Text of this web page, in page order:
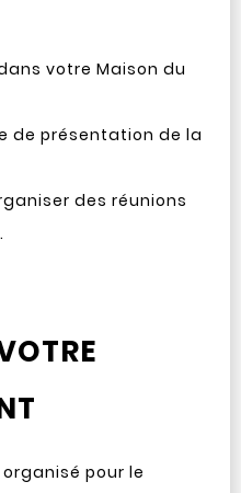
votre Maison du
de présentation de la
des réunions
pour le